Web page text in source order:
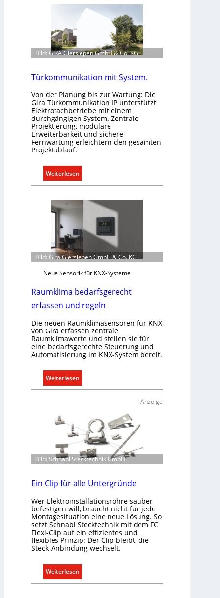
Bild: GIRA Giersiepen GmbH & Co. KG
Türkommunikation mit System.
Von der Planung bis zur Wartung: Die
Gira Türkommunikation IP unterstützt
Elektrofachbetriebe mit einem
durchgängigen System. Zentrale
Projektierung, modulare
Erweiterbarkeit und sichere
Fernwartung erleichtern den gesamten
Projektablauf.
Weiterlesen
T
r
m
u
i
a
t
o
n
m
i
t
y
m
.
Bild: Gira Giersiepen GmbH & Co. KG
Neue Sensorik für KNX-Systeme
Raumklima bedarfsgerecht
erfassen und regeln
Die neuen Raumklimasensoren für KNX
von Gira erfassen zentrale
Raumklimawerte und stellen sie für
eine bedarfsgerechte Steuerung und
Automatisierung im KNX-System bereit.
Weiterlesen
R
k
i
m
b
d
a
r
f
s
g
e
e
Anzeige
Bild: Schnabl Stecktechnik GmbH
Ein Clip für alle Untergründe
Wer Elektroinstallationsrohre sauber
befestigen will, braucht nicht für jede
Montagesituation eine neue Lösung. So
setzt Schnabl Stecktechnik mit dem FC
Flexi-Clip auf ein effizientes und
flexibles Prinzip: Der Clip bleibt, die
Steck-Anbindung wechselt.
Weiterlesen
E